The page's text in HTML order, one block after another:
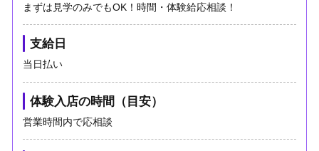
まずは見学のみでもOK！時間・体験給応相談！
支給日
当日払い
体験入店の時間（目安）
営業時間内で応相談